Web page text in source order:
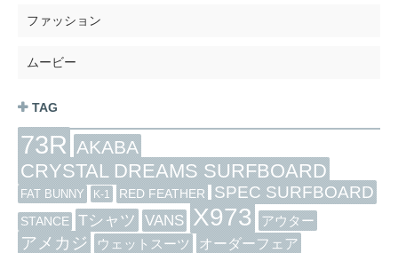
ファッション
ムービー
TAG
73R AKABA
CRYSTAL DREAMS SURFBOARD
FAT BUNNY K-1 RED FEATHER SPEC SURFBOARD
STANCE Tシャツ VANS X973 アウター
アメカジ ウェットスーツ オーダーフェア